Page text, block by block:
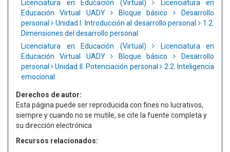
Licenciatura en Educación (Virtual)
Licenciatura en
Educación Virtual UADY
Bloque básico
Desarrollo
personal
Unidad I. Introducción al desarrollo personal
1.2.
Dimensiones del desarrollo personal
Licenciatura en Educación (Virtual)
Licenciatura en
Educación Virtual UADY
Bloque básico
Desarrollo
personal
Unidad II. Potenciación personal
2.2. Inteligencia
emocional
Derechos de autor:
Esta página puede ser reproducida con fines no lucrativos,
siempre y cuando no se mutile, se cite la fuente completa y
su dirección electrónica
Recursos relacionados: